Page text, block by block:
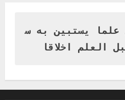
ود مدني الكبرى
3, 2026
الرسوم الدراسية لهذا العام
علما يستبين به س
العلم اخلاقا